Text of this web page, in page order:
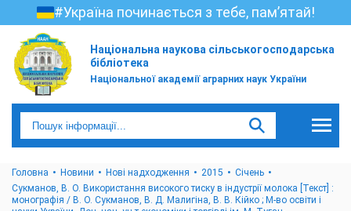
#Україна починається з тебе, пам’ятай!
Національна наукова сільськогосподарська
бібліотека
Національної академії аграрних наук України
Головна Новини Нові надходження 2015
Cічень
Сукманов, В. О. Використання високого тиску в індустрії молока [Текст] :
монографія / В. О. Сукманов, В. Д. Малигіна, В. В. Кійко ; М-во освіти і